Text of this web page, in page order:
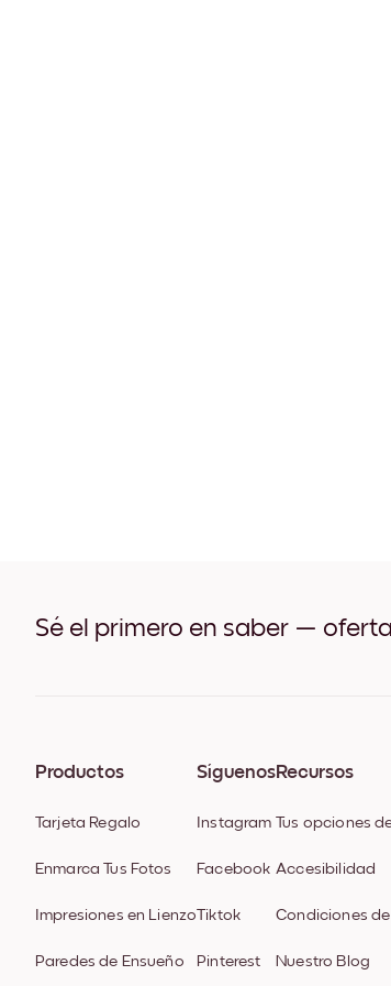
Sé el primero en saber —
Productos
Tarjeta Regalo
Enmarca Tus Fotos
Impresiones en Lienzo
Paredes de Ensueño
Síguenos
Instagram
Facebook
Tiktok
Pinterest
Recursos
Tus opciones
Accesibilidad
Condiciones
Nuestro Blog